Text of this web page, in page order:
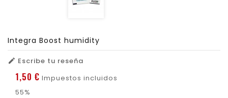
Integra Boost humidity
 Escribe tu reseña
1,50 € Impuestos incluidos
55%